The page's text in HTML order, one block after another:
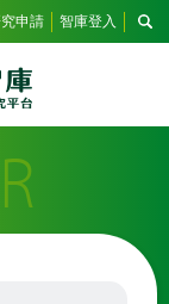
申請 智庫登入